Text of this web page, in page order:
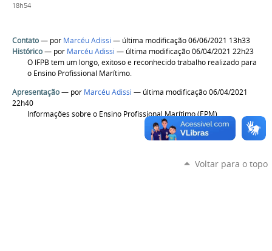
18h54
Contato— por Marcéu Adissi — última modificação 06/06/2021 13h33
Histórico— por Marcéu Adissi — última modificação 06/04/2021 22h23
O IFPB tem um longo, exitoso e reconhecido trabalho realizado para
o Ensino Profissional Marítimo.
Apresentação— por Marcéu Adissi — última modificação 06/04/2021
22h40
Informações sobre o Ensino Profissional Marítimo (EPM)
Voltar para o topo